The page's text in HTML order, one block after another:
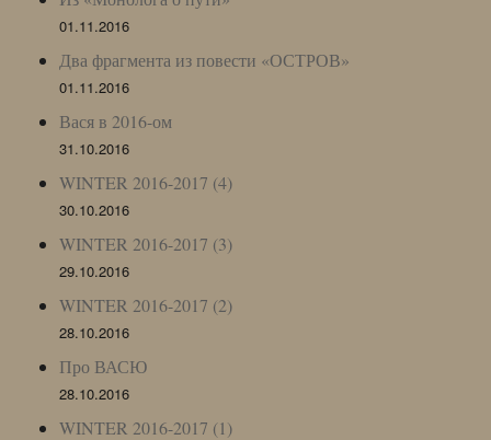
01.11.2016
Два фрагмента из повести «ОСТРОВ»
01.11.2016
Вася в 2016-ом
31.10.2016
WINTER 2016-2017 (4)
30.10.2016
WINTER 2016-2017 (3)
29.10.2016
WINTER 2016-2017 (2)
28.10.2016
Про ВАСЮ
28.10.2016
WINTER 2016-2017 (1)